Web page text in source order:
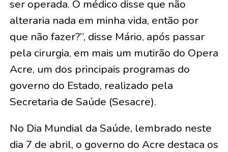
ser operada. O médico disse que não
alteraria nada em minha vida, então por
que não fazer?”, disse Mário, após passar
pela cirurgia, em mais um mutirão do Opera
Acre, um dos principais programas do
governo do Estado, realizado pela
Secretaria de Saúde (Sesacre).
No Dia Mundial da Saúde, lembrado neste
dia 7 de abril, o governo do Acre destaca os